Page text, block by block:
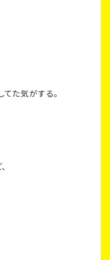
てた気がする。